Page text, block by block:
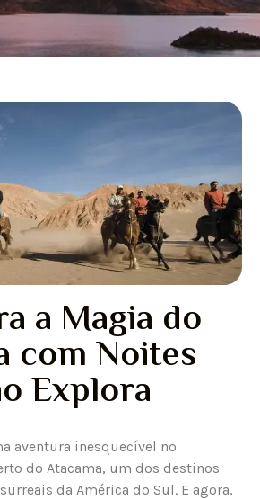
a Magia do
com Noites
Explora
aventura inesquecível no
do Atacama, um dos destinos
da América do Sul. E agora,